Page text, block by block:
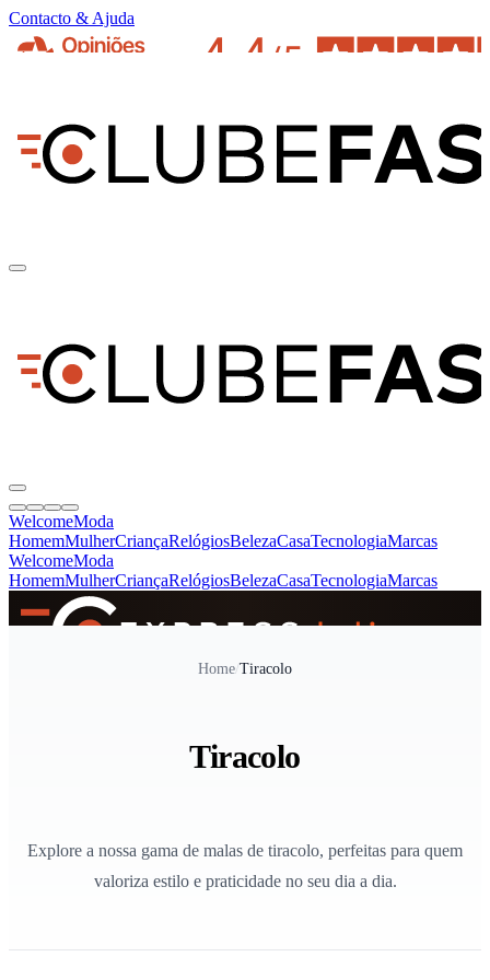
Contacto & Ajuda
WelcomeModa
HomemMulherCriançaRelógiosBelezaCasaTecnologiaMarcas
WelcomeModa
HomemMulherCriançaRelógiosBelezaCasaTecnologiaMarcas
Home/Tiracolo
Tiracolo
Explore a nossa gama de malas de tiracolo, perfeitas para quem
valoriza estilo e praticidade no seu dia a dia.